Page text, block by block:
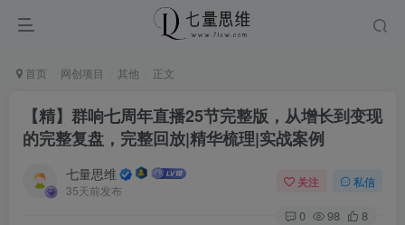
首页 网创项目 其他 正文
【精】群响七周年直播25节完整版，从增长到变现
的完整复盘，完整回放|精华梳理|实战案例
七量思维
35天前发布
关注 私信
0 98 8